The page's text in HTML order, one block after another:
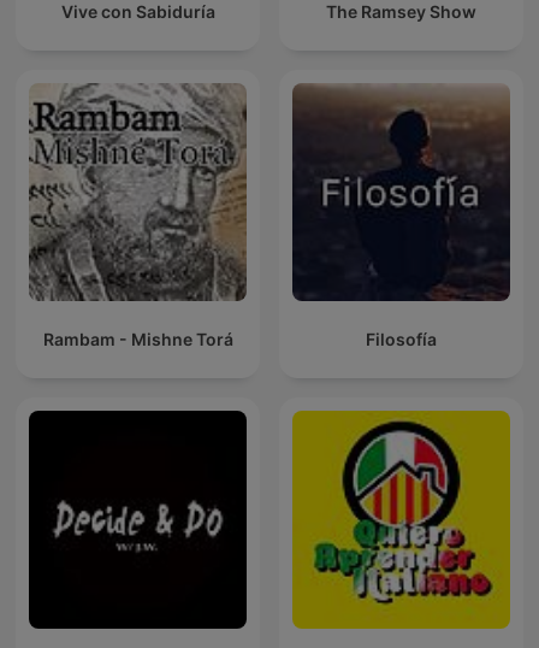
Vive con Sabiduría The Ramsey Show
Rambam - Mishne Torá Filosofía